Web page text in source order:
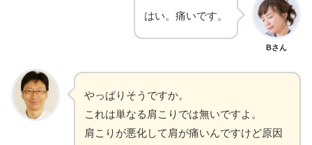
Bさん
はい。痛いです。
やっぱりそうですか。
これは単なる肩こりでは無いですよ。
肩こりが悪化して肩が痛いんですけど原因